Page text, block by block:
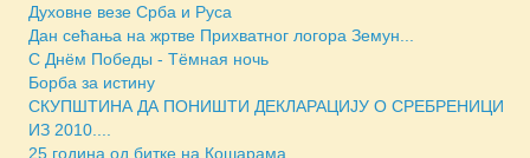
Духовне везе Срба и Руса
Дан сећања на жртве Прихватног логора Земун...
С Днём Победы - Тёмная ночь
Борба за истину
СКУПШТИНА ДА ПОНИШТИ ДЕКЛАРАЦИЈУ О СРЕБРЕНИЦИ
ИЗ 2010....
25 година од битке на Кошарама